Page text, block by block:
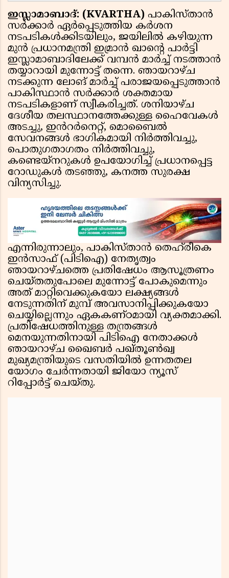
ഇസ്ലാമാബാദ്: (KVARTHA) പാകിസ്താൻ
സർക്കാർ ഏർപ്പെടുത്തിയ കർശന
നടപടികൾക്കിടയിലും, ജയിലിൽ കഴിയുന്ന
മുൻ പ്രധാനമന്ത്രി ഇമ്രാൻ ഖാന്റെ പാർട്ടി
ഇസ്ലാമാബാദിലേക്ക് വമ്പൻ മാർച്ച് നടത്താൻ
തയ്യാറായി മുന്നോട്ട് തന്നെ. ഞായറാഴ്ച
നടക്കുന്ന ലോങ് മാർച്ച് പരാജയപ്പെടുത്താൻ
പാകിസ്ഥാൻ സർക്കാർ ശക്തമായ
നടപടികളാണ് സ്വീകരിച്ചത്. ശനിയാഴ്ച
ദേശീയ തലസ്ഥാനത്തേക്കുള്ള ഹൈവേകൾ
അടച്ചു, ഇൻറർനെറ്റ്, മൊബൈൽ
സേവനങ്ങൾ ഭാഗികമായി നിർത്തിവച്ചു,
പൊതുഗതാഗതം നിർത്തിവച്ചു,
കണ്ടെയ്‌നറുകൾ ഉപയോഗിച്ച് പ്രധാനപ്പെട്ട
റോഡുകൾ തടഞ്ഞു, കനത്ത സുരക്ഷ
വിന്യസിച്ചു.
എന്നിരുന്നാലും, പാകിസ്താൻ തെഹ്‌രീകെ
ഇൻസാഫ് (പിടിഐ) നേതൃത്വം
ഞായറാഴ്ചത്തെ പ്രതിഷേധം ആസൂത്രണം
ചെയ്തതുപോലെ മുന്നോട്ട് പോകുമെന്നും
അത് മാറ്റിവെക്കുകയോ ലക്ഷ്യങ്ങൾ
നേടുന്നതിന് മുമ്പ് അവസാനിപ്പിക്കുകയോ
ചെയ്യില്ലെന്നും ഏകകണ്ഠമായി വ്യക്തമാക്കി.
പ്രതിഷേധത്തിനുള്ള തന്ത്രങ്ങൾ
മെനയുന്നതിനായി പിടിഐ നേതാക്കൾ
ഞായറാഴ്ച ഖൈബർ പഖ്തൂൺഖ്വ
മുഖ്യമന്ത്രിയുടെ വസതിയിൽ ഉന്നതതല
യോഗം ചേർന്നതായി ജിയോ ന്യൂസ്
റിപ്പോർട്ട് ചെയ്തു.